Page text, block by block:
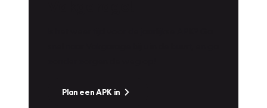
Plan een APK in